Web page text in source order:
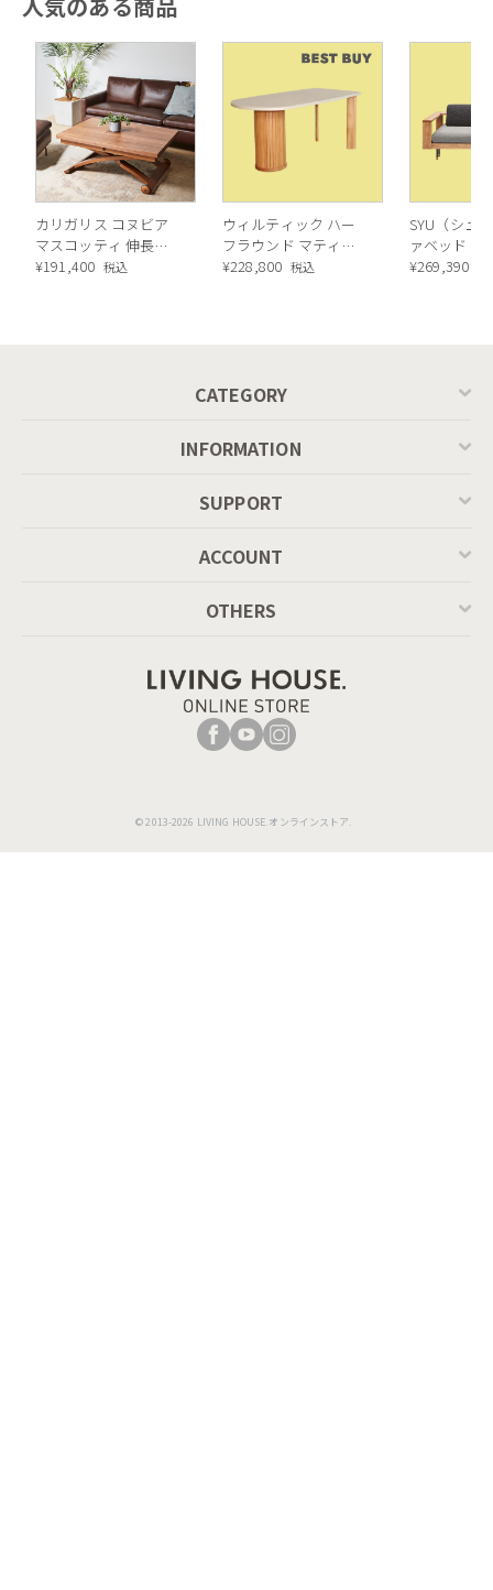
カリガリス コヌビア
マスコッティ 伸長・
昇降式テーブル ／
¥191,400 税込
ウィルティック ハー
フラウンド マティエ
ラ塗装 ダイニングテ
¥228,800 税込
SYU（シュ
ァベッド（
ル）190cm
¥269,390
CATEGORY
INFORMATION
SUPPORT
ACCOUNT
OTHERS
© 2013-2026 LIVING HOUSE.オンラインストア.